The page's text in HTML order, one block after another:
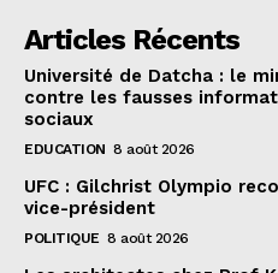
Articles Récents
Université de Datcha : le
contre les fausses
sociaux
EDUCATION 8 août 2026
UFC : Gilchrist Olympio
vice-président
POLITIQUE 8 août 2026